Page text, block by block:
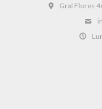
Gral Flores